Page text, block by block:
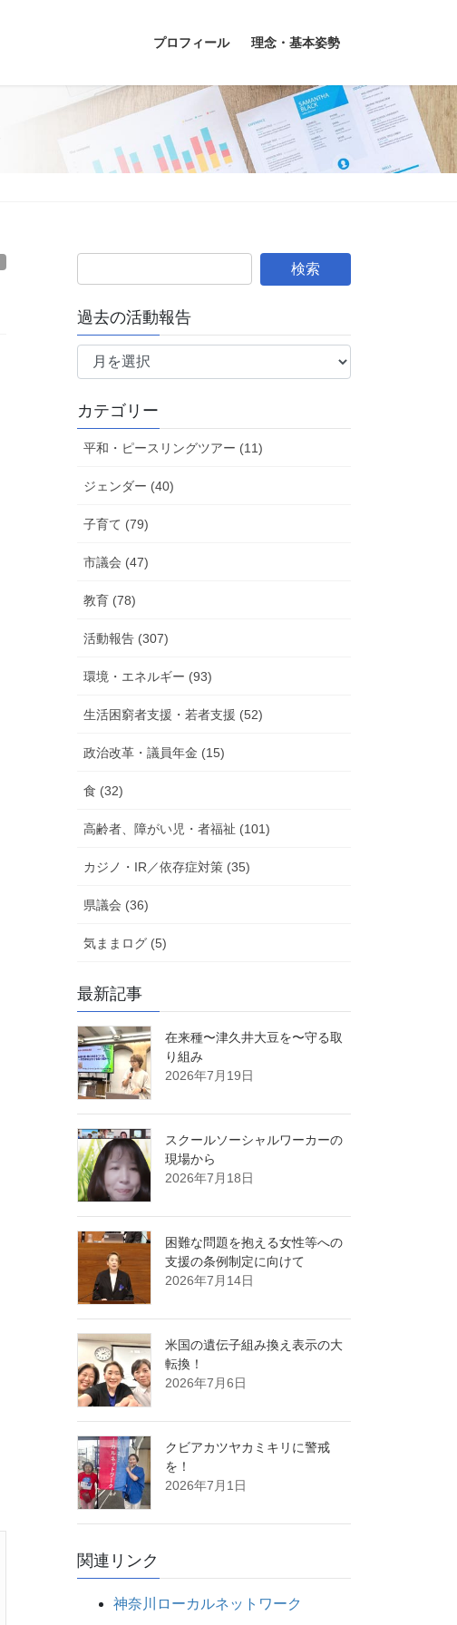
プロフィール 理念・基本姿勢
過去の活動報告
過
活
動
報
カテゴリー
平和・ピースリングツアー (11)
ジェンダー (40)
子育て (79)
市議会 (47)
教育 (78)
活動報告 (307)
環境・エネルギー (93)
生活困窮者支援・若者支援 (52)
政治改革・議員年金 (15)
食 (32)
高齢者、障がい児・者福祉 (101)
カジノ・IR／依存症対策 (35)
県議会 (36)
気ままログ (5)
最新記事
在来種〜津久井大豆を〜守る取
り組み
2026年7月19日
スクールソーシャルワーカーの
現場から
2026年7月18日
困難な問題を抱える女性等への
支援の条例制定に向けて
2026年7月14日
米国の遺伝子組み換え表示の大
転換！
2026年7月6日
クビアカツヤカミキリに警戒
を！
2026年7月1日
関連リンク
神奈川ローカルネットワーク